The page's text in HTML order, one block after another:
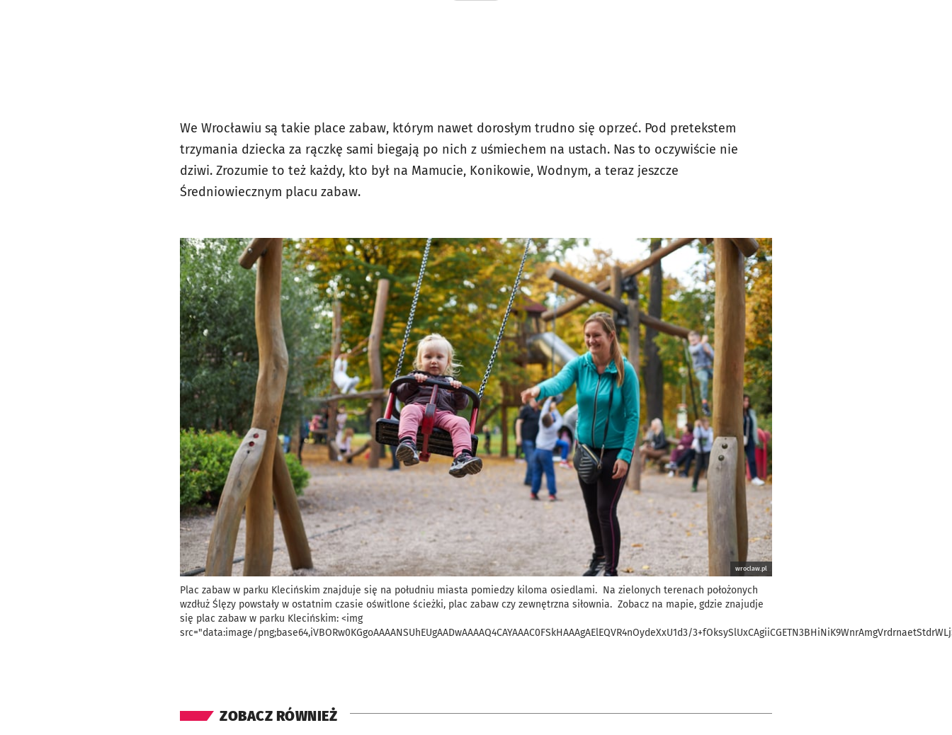
We Wrocławiu są takie place zabaw, którym nawet dorosłym trudno się oprzeć. Pod pretekstem
trzymania dziecka za rączkę sami biegają po nich z uśmiechem na ustach. Nas to oczywiście nie
dziwi. Zrozumie to też każdy, kto był na Mamucie, Konikowie, Wodnym, a teraz jeszcze
Średniowiecznym placu zabaw.
wroclaw.pl
Plac zabaw w parku Klecińskim znajduje się na południu miasta pomiedzy kiloma osiedlami. Na zielonych terenach położonych
wzdłuż Ślęzy powstały w ostatnim czasie oświtlone ścieżki, plac zabaw czy zewnętrzna siłownia. Zobacz na mapie, gdzie znajudje
się plac zabaw w parku Klecińskim: <img
src="data:image/png;base64,iVBORw0KGgoAAAANSUhEUgAADwAAAAQ4CAYAAAC0FSkHAAAgAElEQVR4nOydeXxU1d3/
ZOBACZ RÓWNIEŻ